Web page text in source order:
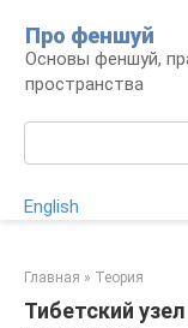
контенту
Про феншуй
Основы феншуй,
пространства
English
Главная » Теория
Тибетский